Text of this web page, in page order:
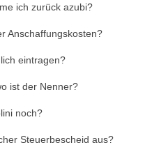
ich zurück azubi?
Anschaffungskosten?
eintragen?
ist der Nenner?
noch?
Steuerbescheid aus?